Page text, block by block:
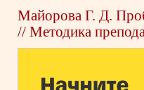
Майорова Г. Д.
// Методика